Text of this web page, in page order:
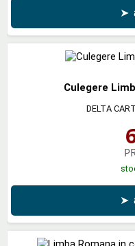
➤
Culegere
DELTA
➤